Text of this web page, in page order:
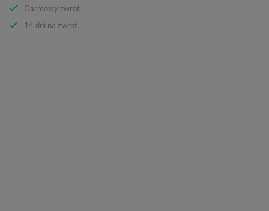
Darmowy zwrot
14 dni na zwrot